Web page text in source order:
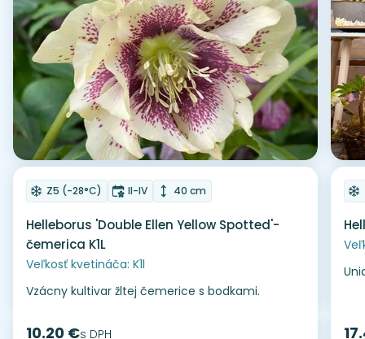
Odober do zoznamu želaní
Mrazuvzdornosť
Z5 (-28°C) Doba kvitnutia
II-IV Výška rastliny
40 cm
Helleborus 'Double Ellen Yellow Spotted'-
čemerica K1L
Veľkosť kvetináča: K1l
Vzácny kultivar žltej čemerice s bodkami.
Cena
10.20 €s DPH